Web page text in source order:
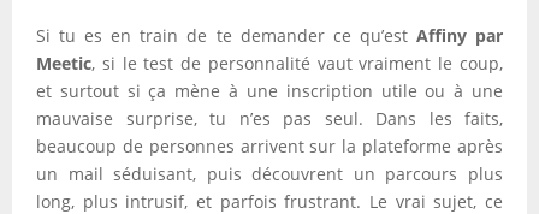
Si tu es en train de te demander ce qu’est Affiny par
Meetic, si le test de personnalité vaut vraiment le coup,
et surtout si ça mène à une inscription utile ou à une
mauvaise surprise, tu n’es pas seul. Dans les faits,
beaucoup de personnes arrivent sur la plateforme après
un mail séduisant, puis découvrent un parcours plus
long, plus intrusif, et parfois frustrant. Le vrai sujet, ce